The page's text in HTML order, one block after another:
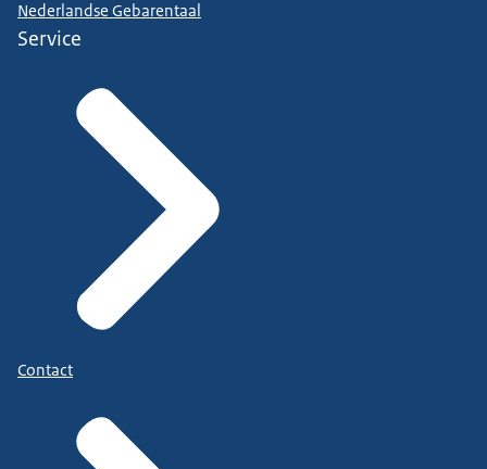
Nederlandse Gebarentaal
Service
Contact